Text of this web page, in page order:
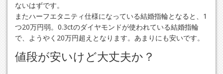
ないはずです。
またハーフエタニティ仕様になっている結婚指輪となると、1
つ20万円弱。0.3ctのダイヤモンドが使われている結婚指輪
で、ようやく20万円超えとなります。あまりにも安いです。
値段が安いけど大丈夫か？